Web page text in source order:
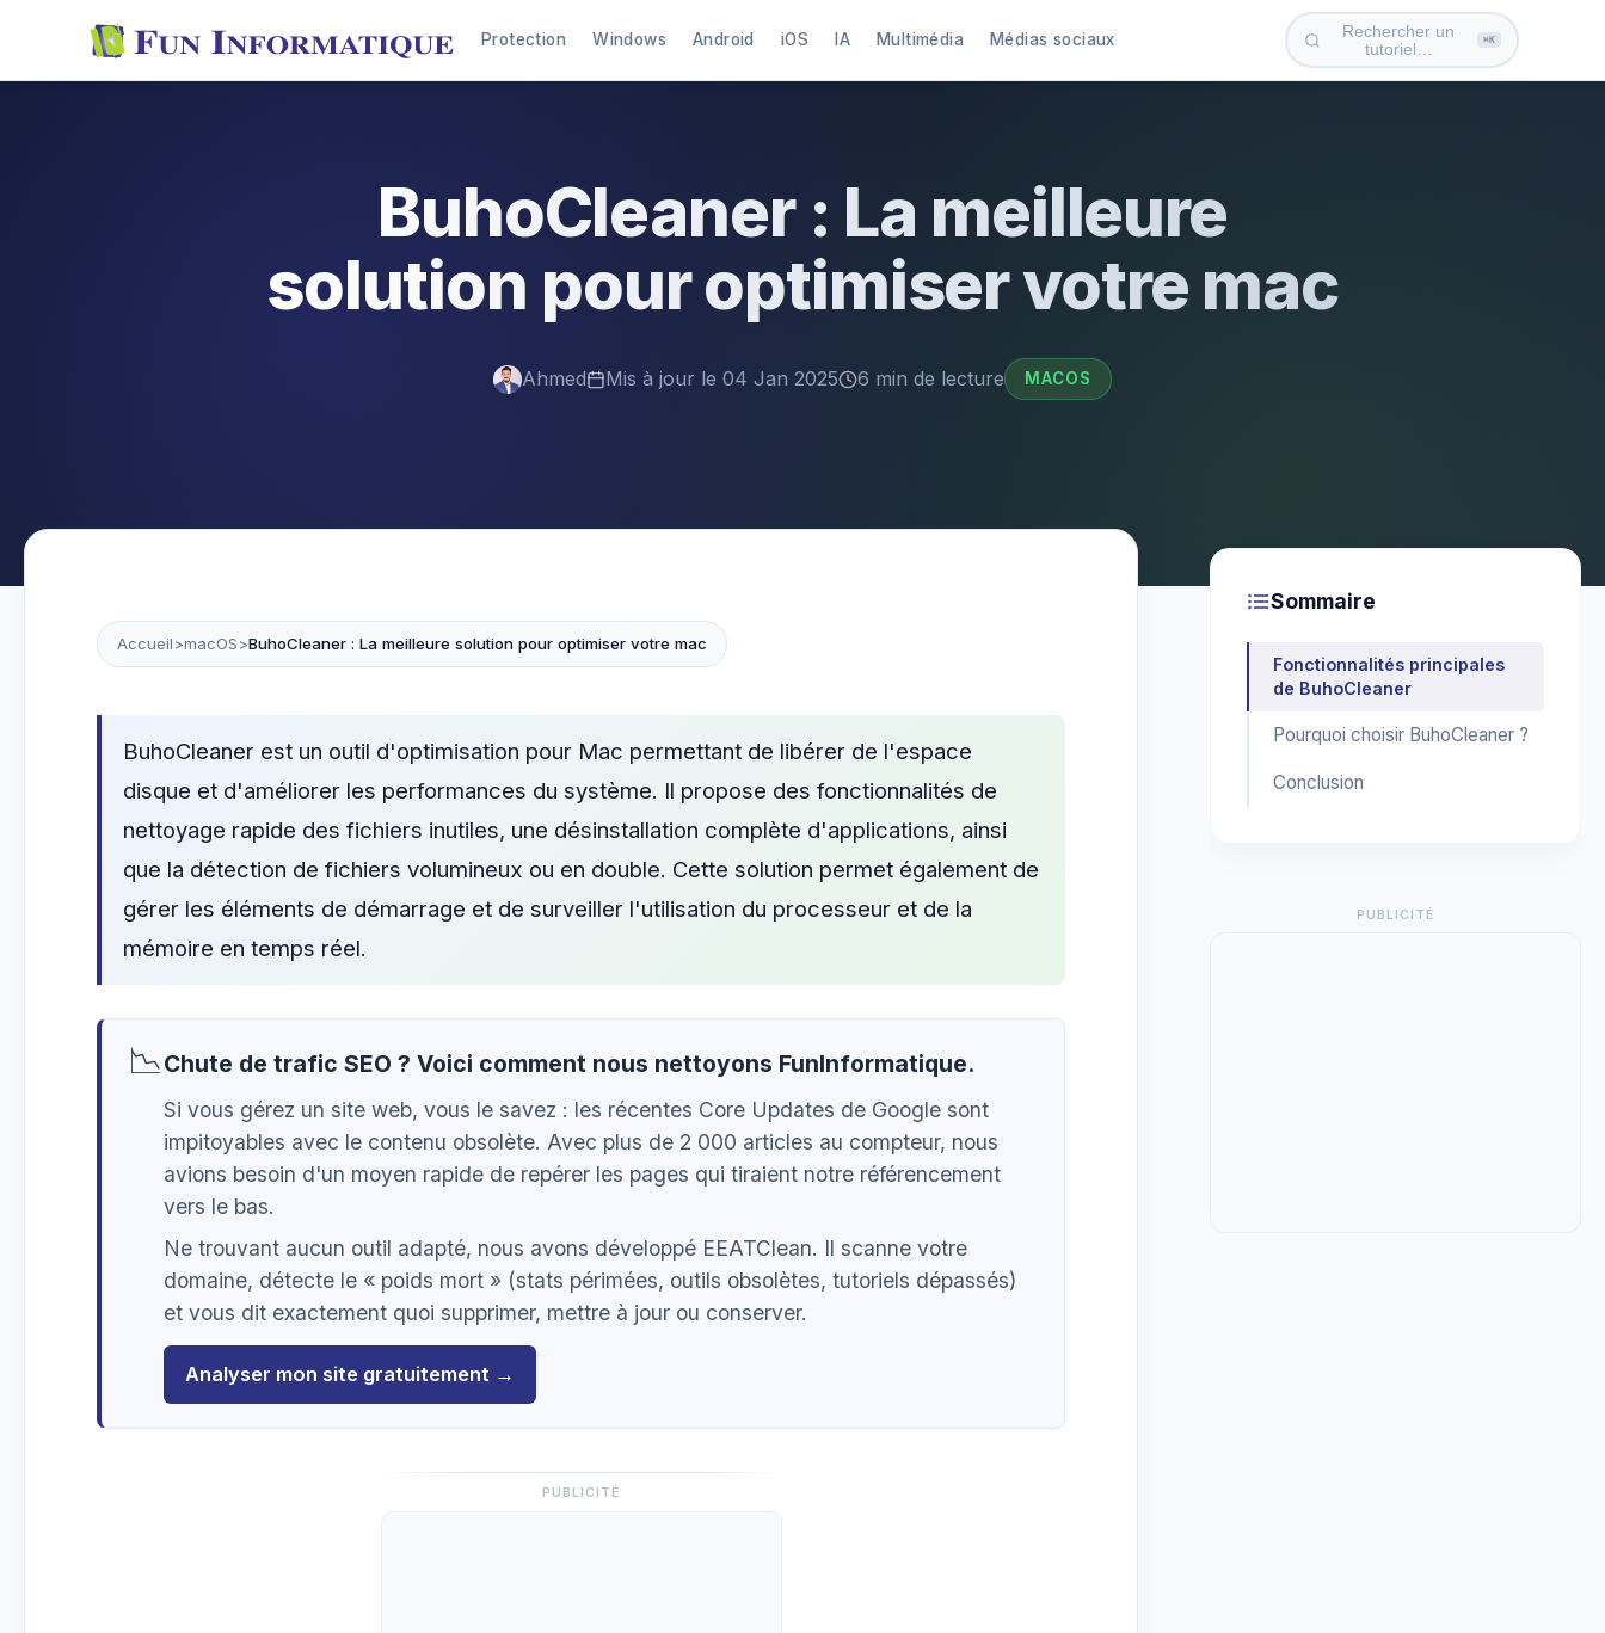
Protection Windows Android iOS IA Multimédia Médias sociaux
Rechercher un
tutoriel…
⌘K
BuhoCleaner : La meilleure
solution pour optimiser votre mac
Ahmed Mis à jour le 04 Jan 2025 6 min de lecture MACOS
Accueil>macOS>BuhoCleaner : La meilleure solution pour optimiser votre mac
BuhoCleaner est un outil d'optimisation pour Mac permettant de libérer de l'espace
disque et d'améliorer les performances du système. Il propose des fonctionnalités de
nettoyage rapide des fichiers inutiles, une désinstallation complète d'applications, ainsi
que la détection de fichiers volumineux ou en double. Cette solution permet également de
gérer les éléments de démarrage et de surveiller l'utilisation du processeur et de la
mémoire en temps réel.
📉Chute de trafic SEO ? Voici comment nous nettoyons FunInformatique.
Si vous gérez un site web, vous le savez : les récentes Core Updates de Google sont
impitoyables avec le contenu obsolète. Avec plus de 2 000 articles au compteur, nous
avions besoin d'un moyen rapide de repérer les pages qui tiraient notre référencement
vers le bas.
Ne trouvant aucun outil adapté, nous avons développé EEATClean. Il scanne votre
domaine, détecte le « poids mort » (stats périmées, outils obsolètes, tutoriels dépassés)
et vous dit exactement quoi supprimer, mettre à jour ou conserver.
Analyser mon site gratuitement →
PUBLICITÉ
Sommaire
Fonctionnalités principales
de BuhoCleaner
Pourquoi choisir BuhoCleaner ?
Conclusion
PUBLICITÉ